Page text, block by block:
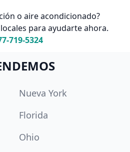
o aire acondicionado?
para ayudarte ahora.
719-5324
Nueva York
Florida
Ohio